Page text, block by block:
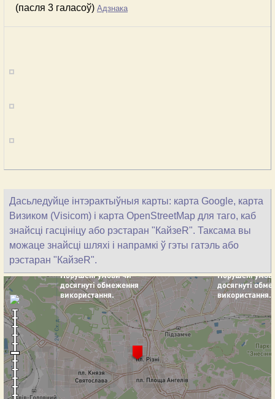
(пасля 3 галасоў) Адзнака
Дасьледуйце інтэрактыўныя карты: карта Google, карта
Визиком (Visicom) і карта OpenStreetMap для таго, каб
знайсці гасцініцу або рэстаран "КайзеR". Таксама вы
можаце знайсці шляхі і напрамкі ў гэты гатэль або
рэстаран "КайзеR".